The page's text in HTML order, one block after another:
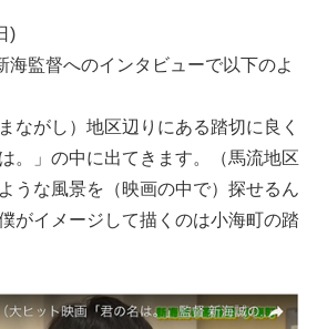
)
海監督へのインタビューで以下のよ
ながし）地区辺りにある踏切に良く
。」の中に出てきます。（馬流地区
うな風景を（映画の中で）探せるん
がイメージして描くのは小海町の踏